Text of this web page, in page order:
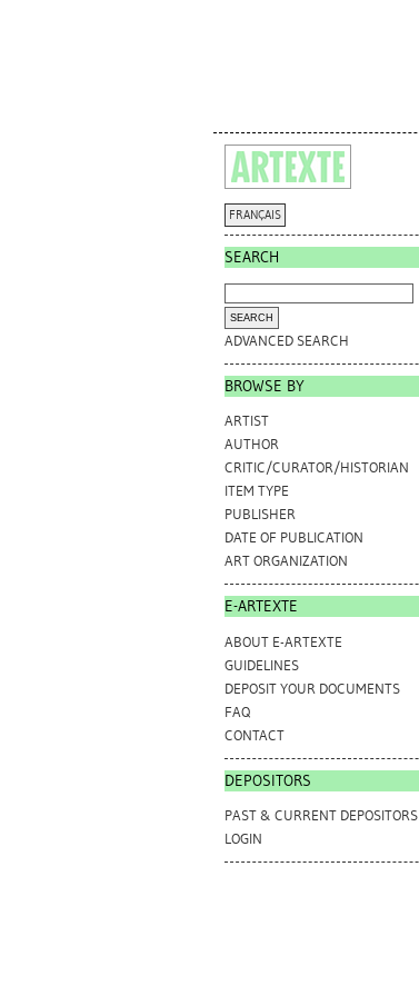
FRANÇAIS
SEARCH
ADVANCED SEARCH
BROWSE BY
ARTIST
AUTHOR
CRITIC/CURATOR/HISTORIAN
ITEM TYPE
PUBLISHER
DATE OF PUBLICATION
ART ORGANIZATION
E-ARTEXTE
ABOUT E-ARTEXTE
GUIDELINES
DEPOSIT YOUR DOCUMENTS
FAQ
CONTACT
DEPOSITORS
PAST & CURRENT DEPOSITORS
LOGIN